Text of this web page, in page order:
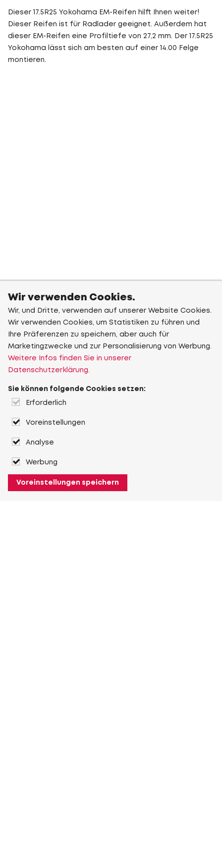
Dieser 17.5R25 Yokohama EM-Reifen hilft Ihnen weiter!
Dieser Reifen ist für Radlader geeignet. Außerdem hat
dieser EM-Reifen eine Profiltiefe von 27,2 mm. Der 17.5R25
Yokohama lässt sich am besten auf einer 14.00 Felge
montieren.
Wir verwenden Cookies.
Wir, und Dritte, verwenden auf unserer Website Cookies.
Wir verwenden Cookies, um Statistiken zu führen und
Ihre Präferenzen zu speichern, aber auch für
Marketingzwecke und zur Personalisierung von Werbung.
Weitere Infos finden Sie in unserer
Datenschutzerklärung.
Sie können folgende Cookies setzen:
Erforderlich
Voreinstellungen
Analyse
Werbung
Voreinstellungen speichern